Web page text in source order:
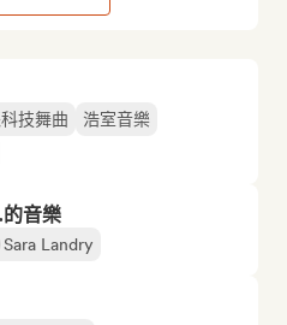
技舞曲
浩室音樂
音樂
Sara Landry